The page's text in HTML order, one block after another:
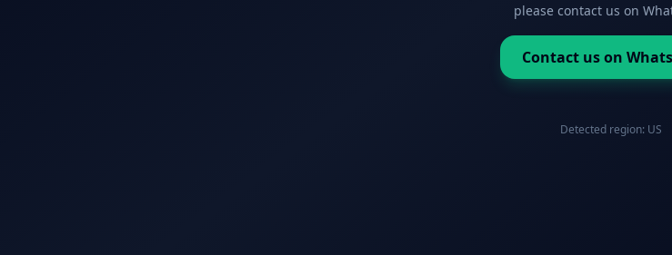
please contact us on
Contact us on
Detected region: US